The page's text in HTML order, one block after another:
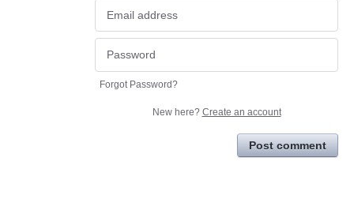
Forgot Password?
New here? Create an account
Post comment